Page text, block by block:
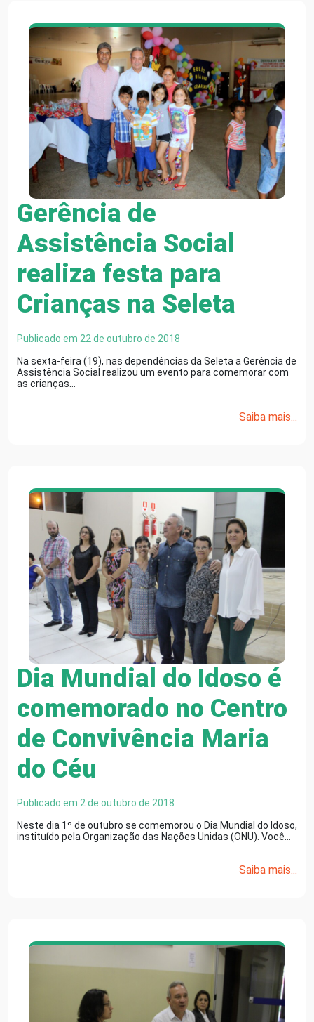
Gerência de
Assistência Social
realiza festa para
Crianças na Seleta
Publicado em 22 de outubro de 2018
Na sexta-feira (19), nas dependências da Seleta a Gerência de
Assistência Social realizou um evento para comemorar com
as crianças…
Saiba mais...
Dia Mundial do Idoso é
comemorado no Centro
de Convivência Maria
do Céu
Publicado em 2 de outubro de 2018
Neste dia 1º de outubro se comemorou o Dia Mundial do Idoso,
instituído pela Organização das Nações Unidas (ONU). Você…
Saiba mais...